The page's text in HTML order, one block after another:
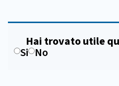
Hai trovato utile
Si No